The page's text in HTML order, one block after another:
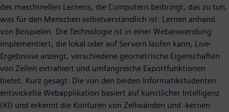
des maschinellen Lernens, die Computern beibringt, das zu tun,
was für den Menschen selbstverständlich ist: Lernen anhand
von Beispielen. Die Technologie ist in einer Webanwendung
implementiert, die lokal oder auf Servern laufen kann, Live-
Ergebnisse anzeigt, verschiedene geometrische Eigenschaften
von Zellen extrahiert und umfangreiche Exportfunktionen
bietet. Kurz gesagt: Die von den beiden Informatikstudenten
entwickelte Webapplikation basiert auf künstlicher Intelligenz
(KI) und erkennt die Konturen von Zellwänden und -kernen